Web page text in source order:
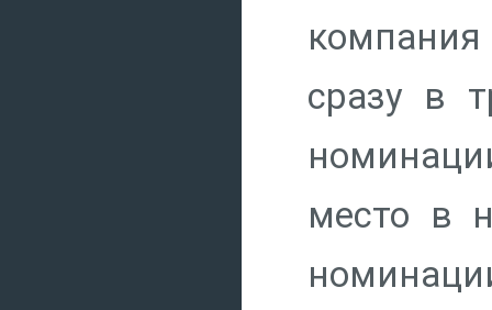
сразу в
место в